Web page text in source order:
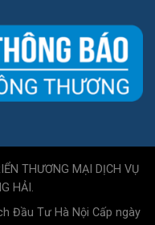
THƯƠNG MẠI DỊCH VỤ
HẢI.
Đầu Tư Hà Nội Cấp ngày